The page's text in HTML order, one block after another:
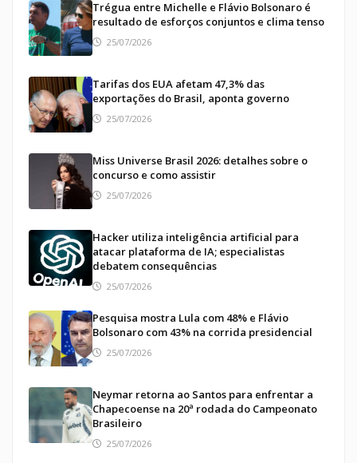
Trégua entre Michelle e Flávio Bolsonaro é
resultado de esforços conjuntos e clima tenso
25/07/2026
Tarifas dos EUA afetam 47,3% das
exportações do Brasil, aponta governo
25/07/2026
Miss Universe Brasil 2026: detalhes sobre o
concurso e como assistir
25/07/2026
Hacker utiliza inteligência artificial para
atacar plataforma de IA; especialistas
debatem consequências
25/07/2026
Pesquisa mostra Lula com 48% e Flávio
Bolsonaro com 43% na corrida presidencial
25/07/2026
Neymar retorna ao Santos para enfrentar a
Chapecoense na 20ª rodada do Campeonato
Brasileiro
25/07/2026